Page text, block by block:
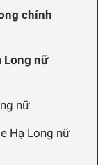
chính
Long nữ
nữ
Hạ Long nữ